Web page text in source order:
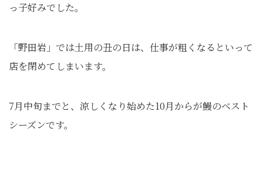
っ子好みでした。
「野田岩」では土用の丑の日は、仕事が粗くなるといって
店を閉めてしまいます。
7月中旬までと、涼しくなり始めた10月からが鰻のベスト
シーズンです。